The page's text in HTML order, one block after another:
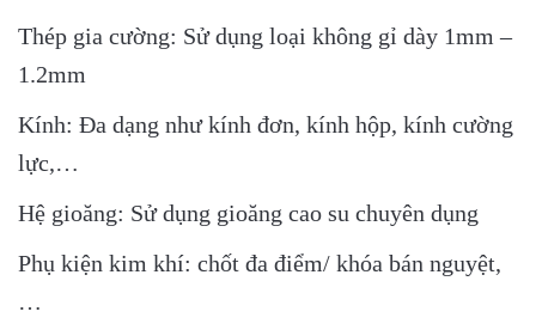
Thép gia cường: Sử dụng loại không gỉ dày 1mm –
1.2mm
Kính: Đa dạng như kính đơn, kính hộp, kính cường
lực,…
Hệ gioăng: Sử dụng gioăng cao su chuyên dụng
Phụ kiện kim khí: chốt đa điểm/ khóa bán nguyệt,
…